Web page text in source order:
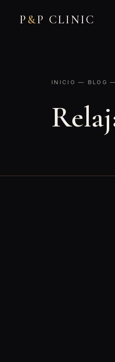
P &P CLINIC
INICIO — BLOG